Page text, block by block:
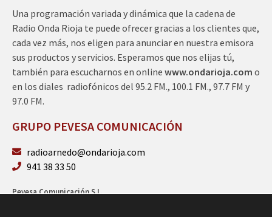
Una programación variada y dinámica que la cadena de
Radio Onda Rioja te puede ofrecer gracias a los clientes que,
cada vez más, nos eligen para anunciar en nuestra emisora
sus productos y servicios. Esperamos que nos elijas tú,
también para escucharnos en online www.ondarioja.com o
en los diales radiofónicos del 95.2 FM., 100.1 FM., 97.7 FM y
97.0 FM.
GRUPO PEVESA COMUNICACIÓN
radioarnedo@ondarioja.com
941 38 33 50
Pevesa Comunicación S.L.